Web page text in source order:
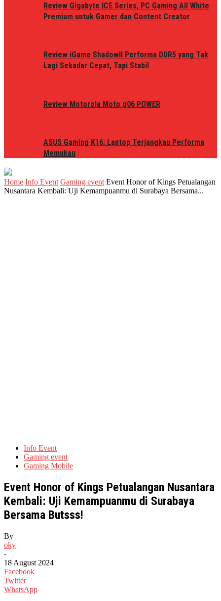
Review Gigabyte ICE Series, PC Gaming All White
Premium untuk Gamer dan Content Creator
Review iGame ShadowII Performa DDR5 yang Tak
Lagi Sekadar Cepat, Tapi Stabil
Review Motorola Moto g06 POWER
ASUS Gaming K16: Laptop Terjangkau Performa
Memukau
Home Info Event Gaming event Event Honor of Kings Petualangan
Nusantara Kembali: Uji Kemampuanmu di Surabaya Bersama...
Info Event
Gaming event
Gaming Mobile
Event Honor of Kings Petualangan Nusantara
Kembali: Uji Kemampuanmu di Surabaya
Bersama Butsss!
By
oky
-
18 August 2024
Facebook
Twitter
WhatsApp